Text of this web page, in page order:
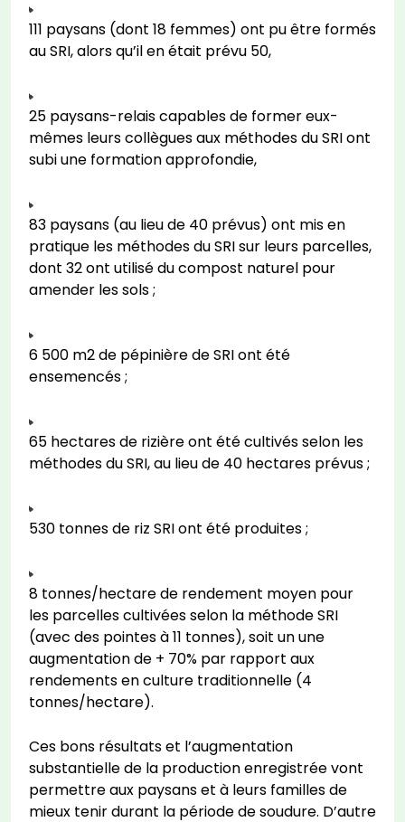
111 paysans (dont 18 femmes) ont pu être formés
au SRI, alors qu’il en était prévu 50,
25 paysans-relais capables de former eux-
mêmes leurs collègues aux méthodes du SRI ont
subi une formation approfondie,
83 paysans (au lieu de 40 prévus) ont mis en
pratique les méthodes du SRI sur leurs parcelles,
dont 32 ont utilisé du compost naturel pour
amender les sols ;
6 500 m2 de pépinière de SRI ont été
ensemencés ;
65 hectares de rizière ont été cultivés selon les
méthodes du SRI, au lieu de 40 hectares prévus ;
530 tonnes de riz SRI ont été produites ;
8 tonnes/hectare de rendement moyen pour
les parcelles cultivées selon la méthode SRI
(avec des pointes à 11 tonnes), soit un une
augmentation de + 70% par rapport aux
rendements en culture traditionnelle (4
tonnes/hectare).
Ces bons résultats et l’augmentation
substantielle de la production enregistrée vont
permettre aux paysans et à leurs familles de
mieux tenir durant la période de soudure. D’autre